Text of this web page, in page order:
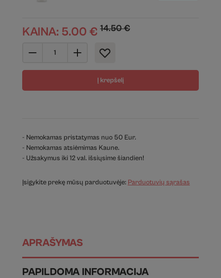
KAINA: 5.00 € 14.50€
Į krepšelį
- Nemokamas pristatymas nuo 50 Eur.
- Nemokamas atsiėmimas Kaune.
- Užsakymus iki 12 val. išsiųsime šiandien!
Įsigykite prekę mūsų parduotuvėje: Parduotuvių sąrašas
APRAŠYMAS
PAPILDOMA INFORMACIJA